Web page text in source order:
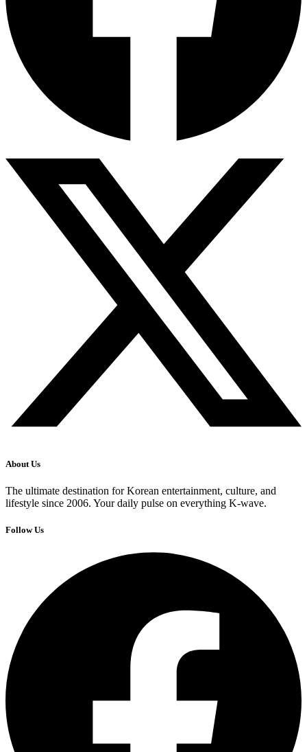
About Us
The ultimate destination for Korean entertainment, culture, and
lifestyle since 2006. Your daily pulse on everything K-wave.
Follow Us